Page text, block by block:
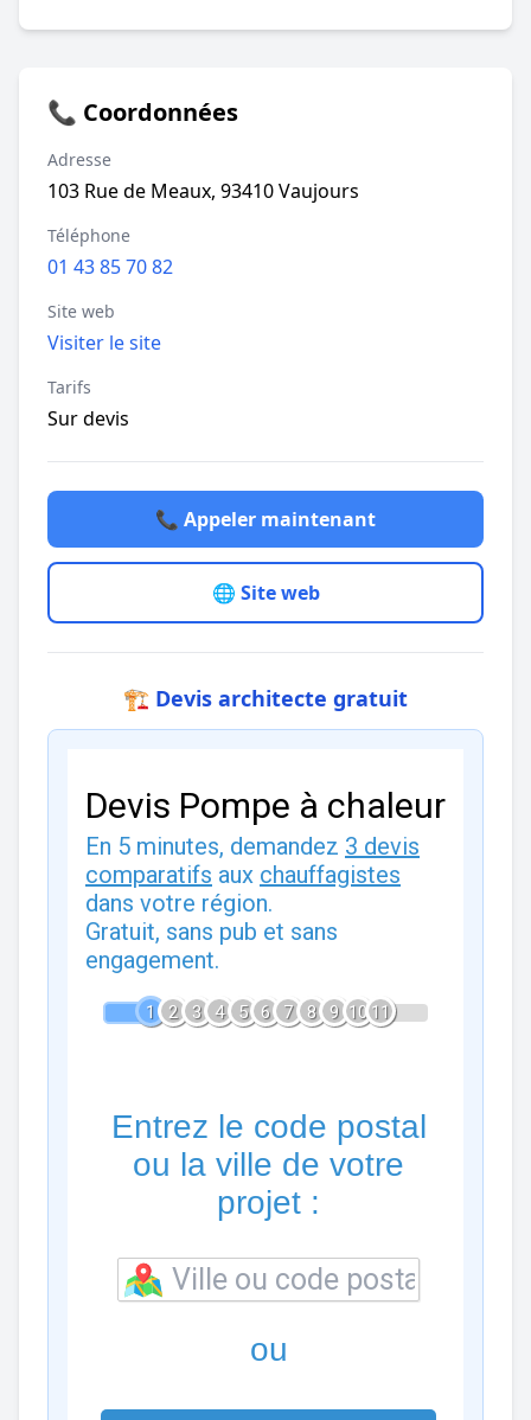
📞 Coordonnées
Adresse
103 Rue de Meaux, 93410 Vaujours
Téléphone
01 43 85 70 82
Site web
Visiter le site
Tarifs
Sur devis
📞 Appeler maintenant
🌐 Site web
🏗️ Devis architecte gratuit
Devis Pompe à chaleur
En 5 minutes, demandez 3 devis
comparatifs aux chauffagistes
dans votre région.
Gratuit, sans pub et sans
engagement.
1 2 3 4 5 6 7 8 9 10 11
Entrez le code postal
ou la ville de votre
projet :
ou